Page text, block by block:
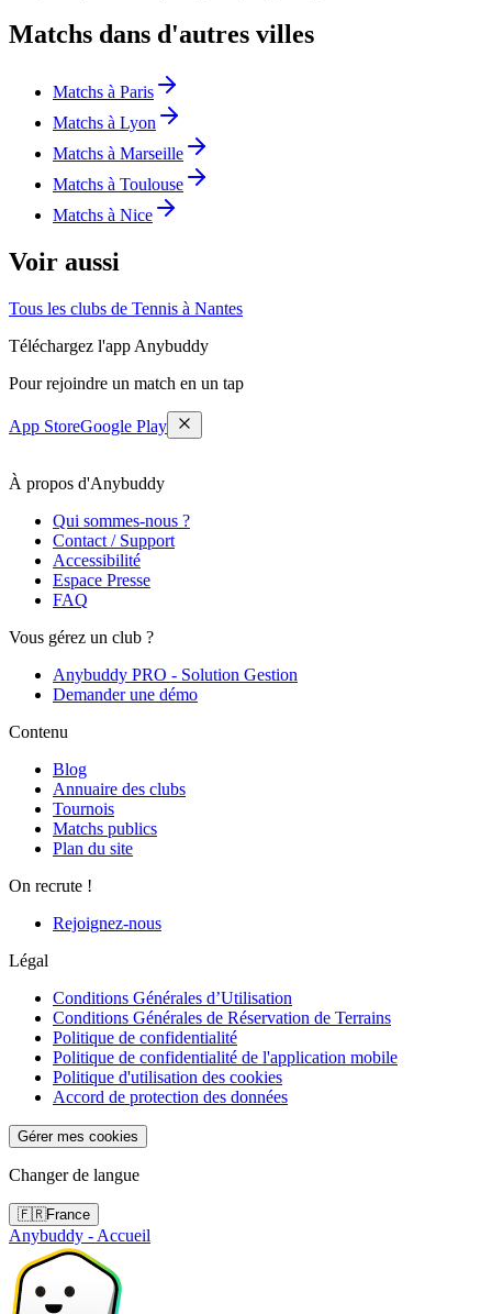
Matchs dans d'autres villes
Matchs à Paris
Matchs à Lyon
Matchs à Marseille
Matchs à Toulouse
Matchs à Nice
Voir aussi
Tous les clubs de Tennis à Nantes
Téléchargez l'app Anybuddy
Pour rejoindre un match en un tap
App StoreGoogle Play
À propos d'Anybuddy
Qui sommes-nous ?
Contact / Support
Accessibilité
Espace Presse
FAQ
Vous gérez un club ?
Anybuddy PRO - Solution Gestion
Demander une démo
Contenu
Blog
Annuaire des clubs
Tournois
Matchs publics
Plan du site
On recrute !
Rejoignez-nous
Légal
Conditions Générales d’Utilisation
Conditions Générales de Réservation de Terrains
Politique de confidentialité
Politique de confidentialité de l'application mobile
Politique d'utilisation des cookies
Accord de protection des données
Gérer mes cookies
Changer de langue
🇫🇷France
Anybuddy - Accueil